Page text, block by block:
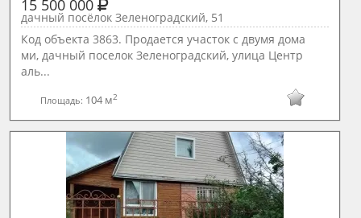
15 500 000
дачный посёлок Зеленоградский, 51
Код объекта 3863. Продается участок с двумя дома
ми, дачный поселок Зеленоградский, улица Центр
аль...
Площадь: 104 м2